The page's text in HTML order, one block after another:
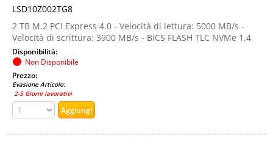
LSD10Z002TG8
2 TB M.2 PCI Express 4.0 - Velocità di lettura: 5000 MB/s -
Velocità di scrittura: 3900 MB/s - BiCS FLASH TLC NVMe 1.4
Disponibilità:
Non Disponibile
Prezzo:
Evasione Articolo:
2-5 Giorni lavorativi